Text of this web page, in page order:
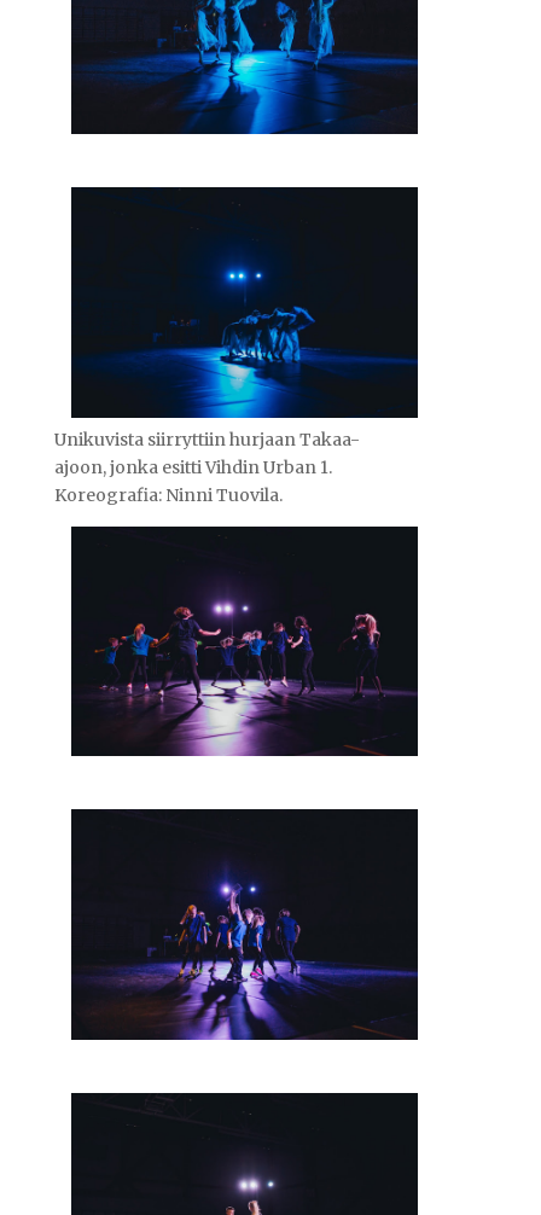
Unikuvista siirryttiin hurjaan Takaa-
ajoon, jonka esitti Vihdin Urban 1.
Koreografia: Ninni Tuovila.